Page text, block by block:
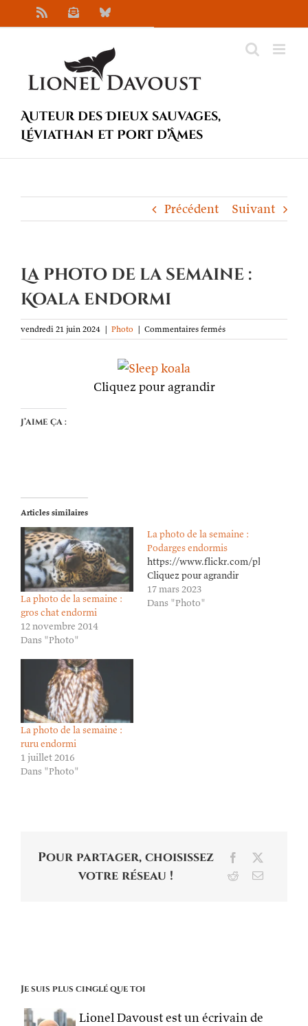
au
NewsletterBluesky
Auteur des Dieux sauvages,
Léviathan et Port d’Âmes
Précédent Suivant
La photo de la semaine :
Koala endormi
vendredi 21 juin 2024 | Photo | Commentaires ferméssur
La
Cliquez pour agrandir
J’aime ça :
Articles similaires
La photo de la semaine :
gros chat endormi
12 novembre 2014
Dans "Photo"
La photo de la semaine :
Podarges endormis
https://www.flickr.com/photos/
Cliquez pour agrandir
17 mars 2023
Dans "Photo"
La photo de la semaine :
ruru endormi
1 juillet 2016
Dans "Photo"
Pour partager, choisissez
votre réseau !
Facebook
RedditEmail
Je suis plus cinglé que toi
Lionel Davoust est un écrivain de